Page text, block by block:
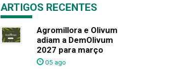
ARTIGOS RECENTES
Agromillora e Olivum
adiam a DemOlivum
2027 para março
05 ago